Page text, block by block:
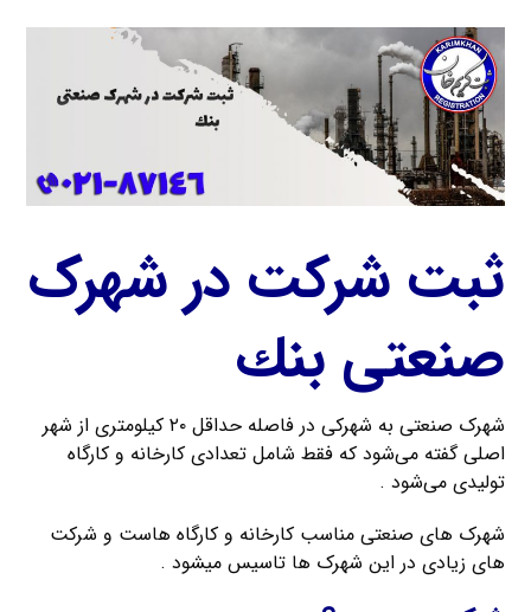
ثبت شرکت در شهرک
صنعتی بنك
شهرک صنعتی به شهرکی در فاصله حداقل ۲۰ کیلومتری از شهر
اصلی گفته می‌شود که فقط شامل تعدادی کارخانه و کارگاه
تولیدی می‌شود .
شهرک های صنعتی مناسب کارخانه و کارگاه هاست و شرکت
های زیادی در این شهرک ها تاسیس میشود .